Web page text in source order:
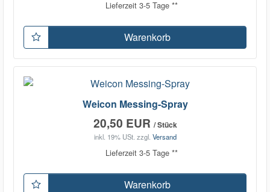
Lieferzeit 3-5 Tage **
Warenkorb
Weicon Messing-Spray
20,50 EUR / Stück
inkl. 19% USt. zzgl. Versand
Lieferzeit 3-5 Tage **
Warenkorb